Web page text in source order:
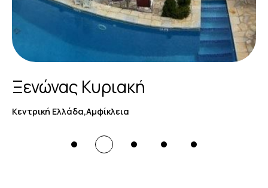
Ξενώνας Κυριακή
Κεντρική Ελλάδα,Αμφίκλεια